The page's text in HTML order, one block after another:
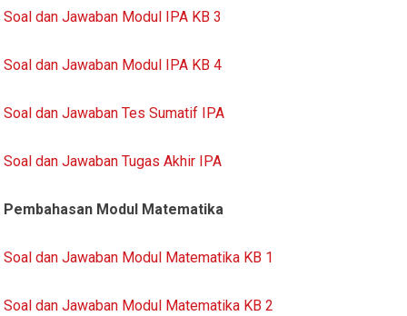
Soal dan Jawaban Modul IPA KB 3
Soal dan Jawaban Modul IPA KB 4
Soal dan Jawaban Tes Sumatif IPA
Soal dan Jawaban Tugas Akhir IPA
Pembahasan Modul Matematika
Soal dan Jawaban Modul Matematika KB 1
Soal dan Jawaban Modul Matematika KB 2